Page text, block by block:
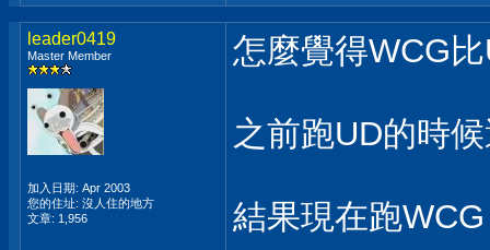
leader0419
Master Member
加入日期: Apr 2003
您的住址: 沒人住的地方
文章: 1,956
怎麼覺得WCG
之前跑UD的時
結果現在跑